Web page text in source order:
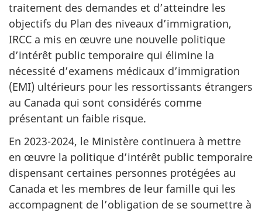
traitement des demandes et d’atteindre les
objectifs du Plan des niveaux d’immigration,
IRCC a mis en œuvre une nouvelle politique
d’intérêt public temporaire qui élimine la
nécessité d’examens médicaux d’immigration
(EMI) ultérieurs pour les ressortissants étrangers
au Canada qui sont considérés comme
présentant un faible risque.
En 2023-2024, le Ministère continuera à mettre
en œuvre la politique d’intérêt public temporaire
dispensant certaines personnes protégées au
Canada et les membres de leur famille qui les
accompagnent de l’obligation de se soumettre à